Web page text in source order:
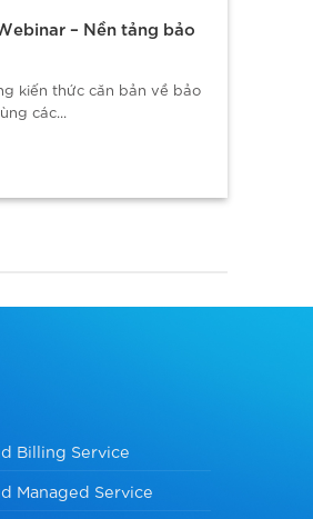
– Nền tảng bảo
kiến thức căn bản về bảo
các...
Billing Service
Managed Service